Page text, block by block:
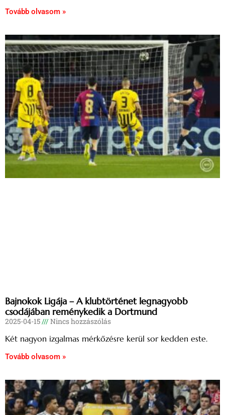
Tovább olvasom »
Bajnokok Ligája – A klubtörténet legnagyobb
csodájában reménykedik a Dortmund
2025-04-15 Nincs hozzászólás
Két nagyon izgalmas mérkőzésre kerül sor kedden este.
Tovább olvasom »